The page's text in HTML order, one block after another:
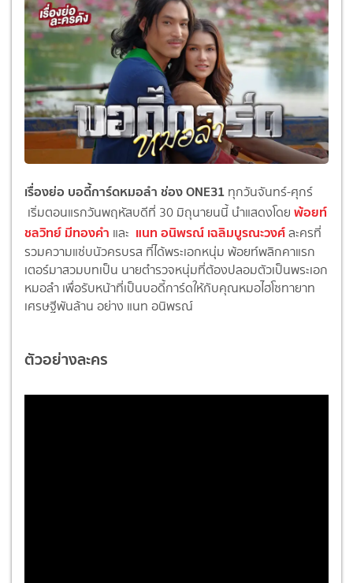
เรื่องย่อ บอดี้การ์ดหมอลำ ช่อง ONE31 ทุกวันจันทร์-ศุกร์
เริ่มตอนแรกวันพฤหัสบดีที่ 30 มิถุนายนนี้ นำแสดงโดย พ้อยท์
ชลวิทย์ มีทองคำ และ แนท อนิพรณ์ เฉลิมบูรณะวงศ์ละครที่
รวมความแซ่บนัวครบรส ที่ได้พระเอกหนุ่ม พ้อยท์พลิกคาแรก
เตอร์มาสวมบทเป็น นายตำรวจหนุ่มที่ต้องปลอมตัวเป็นพระเอก
หมอลำ เพื่อรับหน้าที่เป็นบอดี้การ์ดให้กับคุณหมอไฮโซทายาท
เศรษฐีพันล้าน อย่าง แนท อนิพรณ์
ตัวอย่างละคร